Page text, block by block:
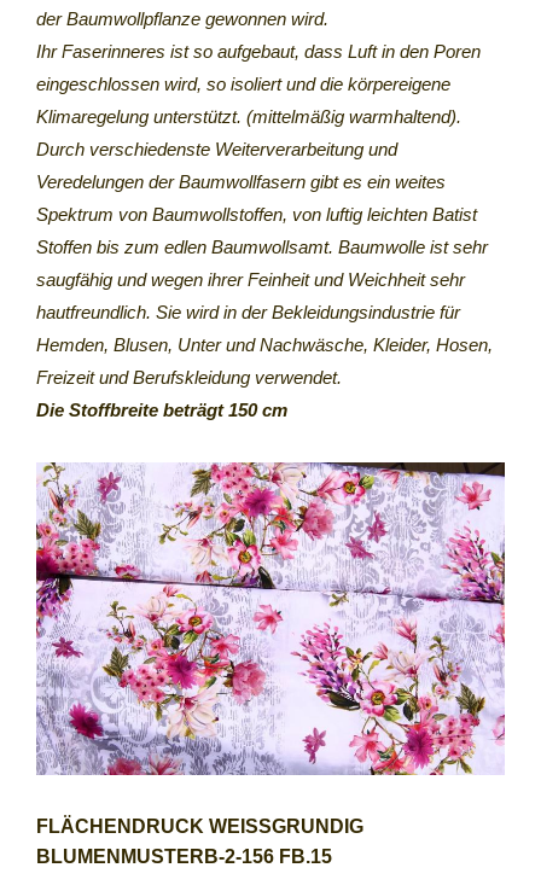
der Baumwollpflanze gewonnen wird.
Ihr Faserinneres ist so aufgebaut, dass Luft in den Poren
eingeschlossen wird, so isoliert und die körpereigene
Klimaregelung unterstützt. (mittelmäßig warmhaltend).
Durch verschiedenste Weiterverarbeitung und
Veredelungen der Baumwollfasern gibt es ein weites
Spektrum von Baumwollstoffen, von luftig leichten Batist
Stoffen bis zum edlen Baumwollsamt. Baumwolle ist sehr
saugfähig und wegen ihrer Feinheit und Weichheit sehr
hautfreundlich. Sie wird in der Bekleidungsindustrie für
Hemden, Blusen, Unter und Nachwäsche, Kleider, Hosen,
Freizeit und Berufskleidung verwendet.
Die Stoffbreite beträgt 150 cm
FLÄCHENDRUCK WEISSGRUNDIG B
LUMENMUSTERB-2-156 FB.15